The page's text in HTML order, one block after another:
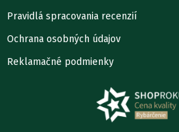
Pravidlá spracovania recenzií
Ochrana osobných údajov
Reklamačné podmienky